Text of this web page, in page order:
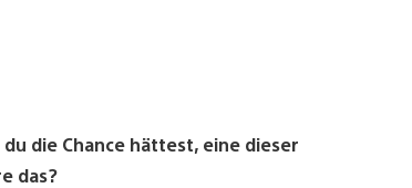
die Chance hättest, eine dieser
das?